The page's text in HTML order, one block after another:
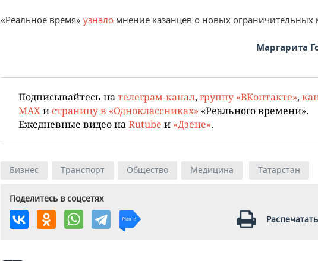
«Реальное время» узнало мнение казанцев о новых ограничительных
Маргарита
Подписывайтесь нателеграм-канал, группу «ВКонтакте»,
MAXи страницу в «Одноклассниках» «Реального времени».
Ежедневные видео наRutube и «Дзене».
Бизнес Транспорт Общество Медицина Татарстан
Поделитесь в соцсетях